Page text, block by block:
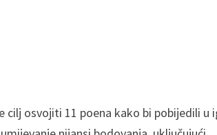
cilj osvojiti 11 poena kako bi pobijedili u